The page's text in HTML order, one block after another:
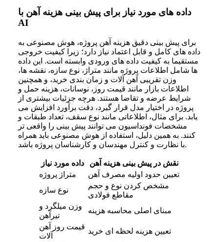
داده های مورد نیاز برای پیش بینی هزینه آهن با
AI
برای پیش بینی دقیق هزینه آهن پروژه، هوش مصنوعی به
داده های کامل و قابل اعتماد نیاز دارد؛ زیرا کیفیت خروجی
مستقیما به کیفیت داده های ورودی وابسته است. این داده
ها شامل اطلاعات پروژه مانند متراژ، نوع سازه، نقشه ها،
وزن تقریبی آهن آلات و زمان بندی خرید، و همچنین
اطلاعات بازار مانند قیمت روز، نوسانات، هزینه حمل و
شرایط عرضه و تقاضا هستند. هرچه جزئیات بیشتری از
پروژه در اختیار مدل قرار گیرد، دقت برآورد افزایش می
یابد. برای مثال، اطلاعاتی مانند نوع سقف، تعداد طبقات و
مشخصات فونداسیون می توانند پیش بینی را واقعی تر
کنند. به همین دلیل، استفاده از هوش مصنوعی باید همراه
با نظارت و کنترل مهندسان و کارشناسان پروژه باشد.
داده مورد نیاز
نقش در پیش بینی هزینه آهن
متراژ پروژه
تعیین حدود اولیه مصرف آهن
نوع سازه
مشخص کردن نوع و حجم
مقاطع فولادی
وزن میلگرد و
تیرآهن
مبنای اصلی محاسبه هزینه
قیمت روز آهن
آلات
تعیین هزینه لحظه ای خرید